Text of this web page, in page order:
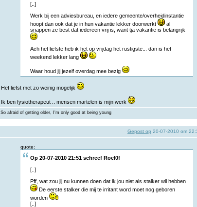
[..]
Werk bij een adviesbureau, en iedere gemeente/overheidinstantie
hoopt dan ook dat je in hun vakantie lekker doorwerkt
al
snappen ze best dat iedereen vrij is, want tja vakantie is belangrijk
Ach het liefste heb ik het op vrijdag het rustigste... dan is het
weekend lekker lang
Waar houd jij jezelf overdag mee bezig
Het liefst met zo weinig mogelijk
Ik ben fysiotherapeut .. mensen martelen is mijn werk
So afraid of getting older, I'm only good at being young
Gepost op 20-07-2010 om
quote:
Op 20-07-2010 21:51 schreef Roel0f
[..]
Pff, wat zou jij nu kunnen doen dat ik jou niet als stalker wil hebben
De eerste stalker die mij te irritant word moet nog geboren
worden
[..]